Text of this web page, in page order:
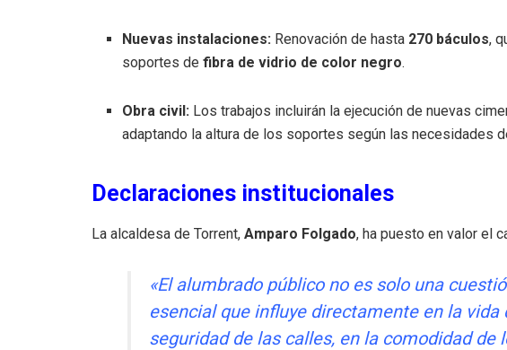
Nuevas instalaciones: Renovación de hasta 270 báculos,
soportes defibra de vidrio de color negro.
Obra civil: Los trabajos incluirán la ejecución de nuevas
adaptando la altura de los soportes según las necesidades
Declaraciones institucionales
La alcaldesa de Torrent, Amparo Folgado, ha puesto en valor el
«El alumbrado público no es solo una
esencial que influye directamente en la vida
seguridad de las calles, en la comodidad de